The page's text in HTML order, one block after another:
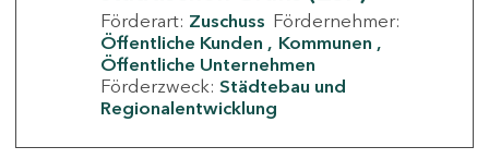
Förderart: Zuschuss Fördernehmer:
Öffentliche Kunden
Kommunen
Öffentliche Unternehmen
Förderzweck: Städtebau und
Regionalentwicklung